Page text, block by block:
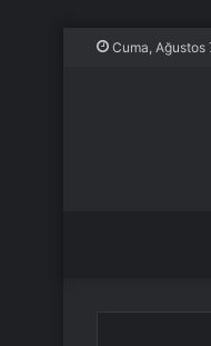
Cuma, Ağustos